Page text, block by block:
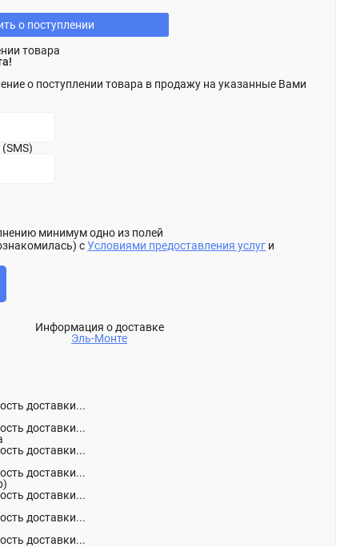
о поступлении
товара
о поступлении товара в продажу на указанные Вами
минимум одно из полей
сУсловиями предоставления услуг и
Информация о доставке
Эль-Монте
доставки...
доставки...
доставки...
доставки...
доставки...
доставки...
доставки...